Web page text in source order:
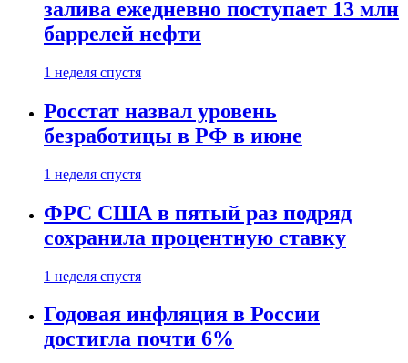
залива ежедневно поступает 13 млн
баррелей нефти
1 неделя спустя
Росстат назвал уровень
безработицы в РФ в июне
1 неделя спустя
ФРС США в пятый раз подряд
сохранила процентную ставку
1 неделя спустя
Годовая инфляция в России
достигла почти 6%